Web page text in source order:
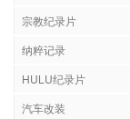
宗教纪录片
纳粹记录
HULU纪录片
汽车改装